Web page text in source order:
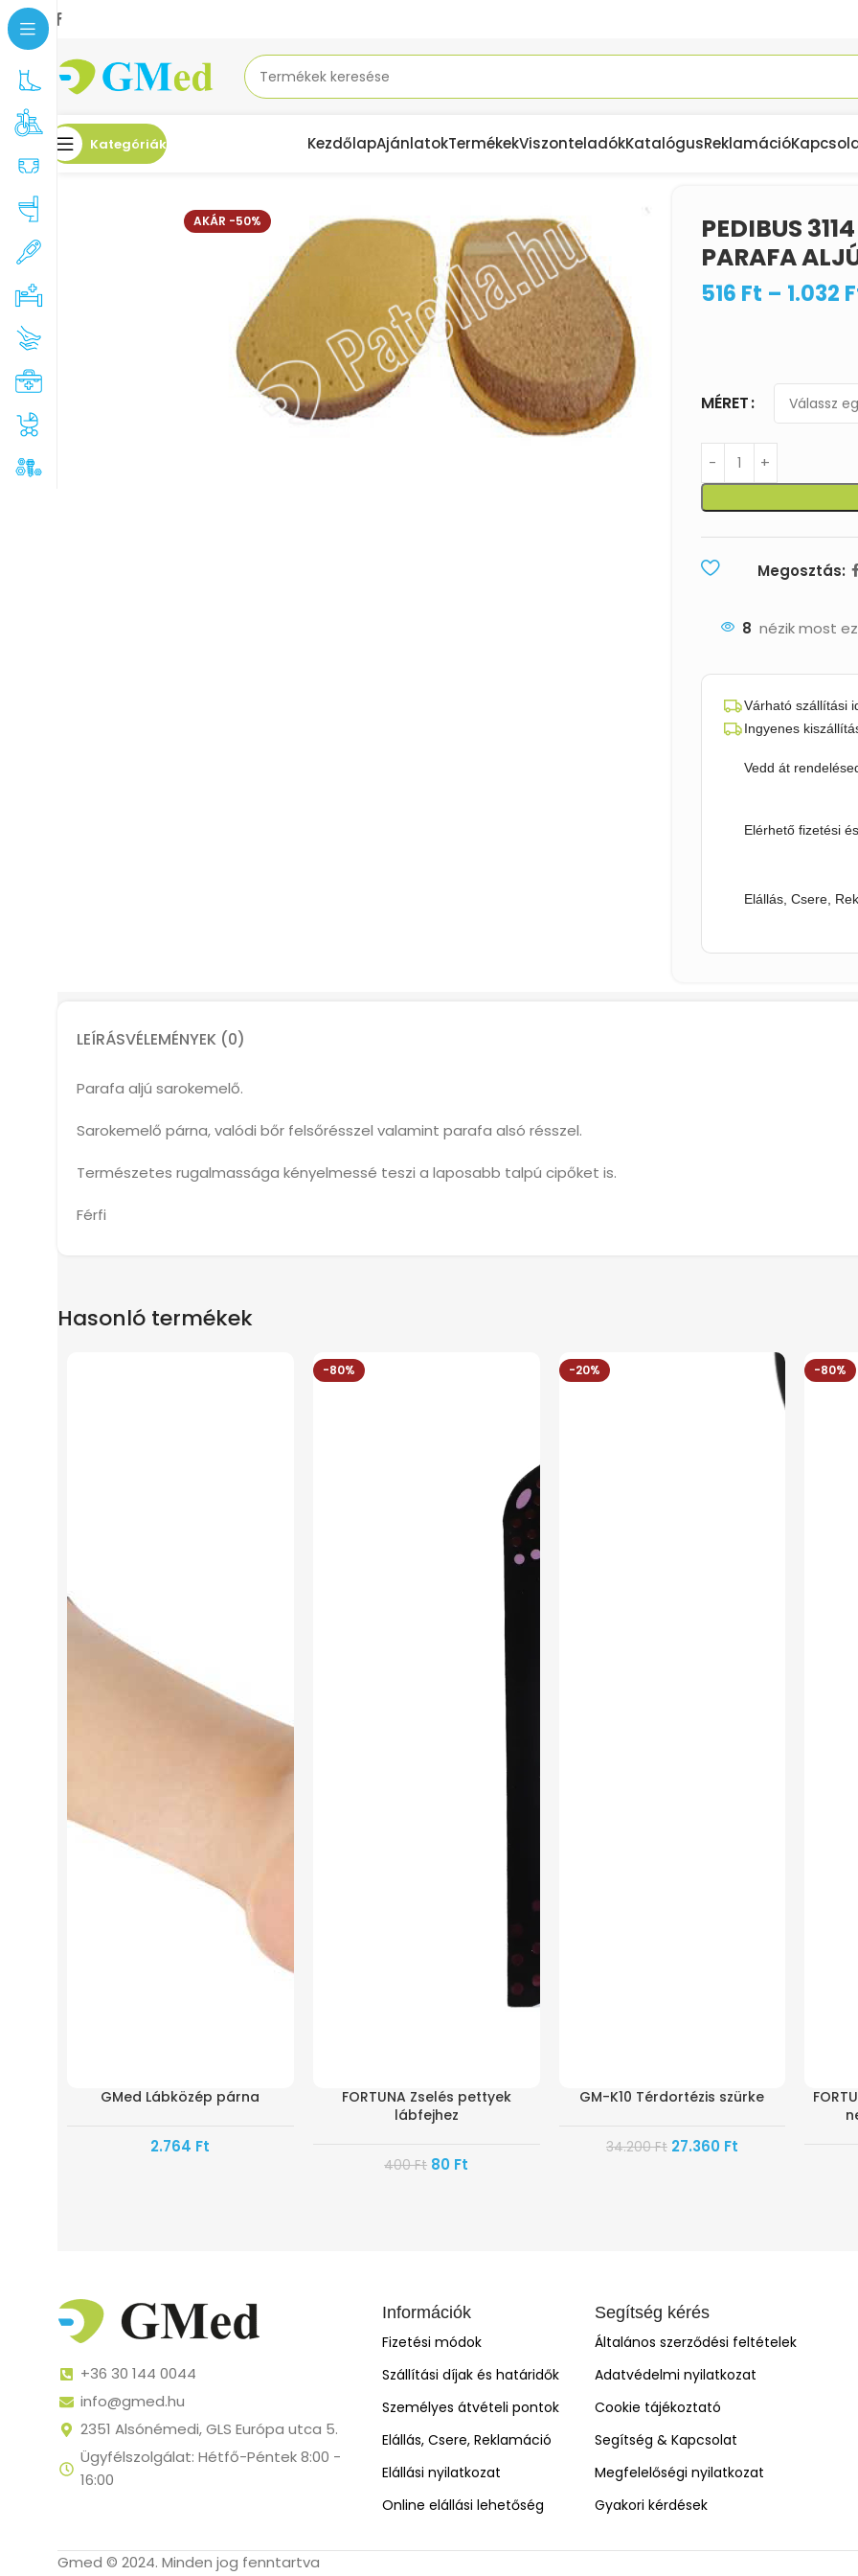
Kategóriák KezdőlapAjánlatokTermékekViszonteladókKatalógusReklamáció
Kezdőlap Akciók PEDIBUS 3114 SAROKEMELŐ FÉRFI PARAFA ALJÚ
AKÁR -50%
PEDIBUS
PARAFA
516 Ft – 1.032
MÉRET
Megosztás:
8 nézik most
Várható szállítási
Ingyenes
Vedd át
Elérhető fizetési
Elállás, Csere,
LEÍRÁSVÉLEMÉNYEK (0)
Parafa aljú sarokemelő.
Sarokemelő párna, valódi bőr felsőrésszel valamint parafa alsó résszel.
Természetes rugalmassága kényelmessé teszi a laposabb talpú cipőket is.
Férfi
Hasonló termékek
GMed Lábközép párna
2.764 Ft
-80%
FORTUNA Zselés pettyek
lábfejhez
400Ft 80 Ft
-20%
GM-K10 Térdortézis szürke
34.200Ft 27.360 Ft
-80%
+36 30 144 0044
info@gmed.hu
2351 Alsónémedi, GLS Európa utca 5.
Ügyfélszolgálat: Hétfő-Péntek 8:00 -
16:00
Információk
Fizetési módok
Szállítási díjak és határidők
Személyes átvételi pontok
Elállás, Csere, Reklamáció
Elállási nyilatkozat
Online elállási lehetőség
Segítség kérés
Általános szerződési feltételek
Adatvédelmi nyilatkozat
Cookie tájékoztató
Segítség & Kapcsolat
Megfelelőségi nyilatkozat
Gyakori kérdések
Gmed © 2024. Minden jog fenntartva